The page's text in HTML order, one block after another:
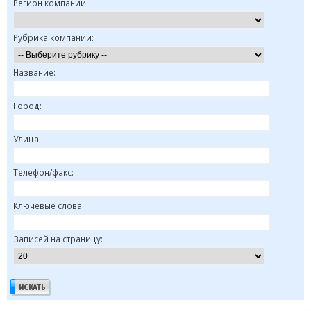
Регион компании:
Рубрика компании:
Название:
Город:
Улица:
Телефон/факс:
Ключевые слова:
Записей на страницу: